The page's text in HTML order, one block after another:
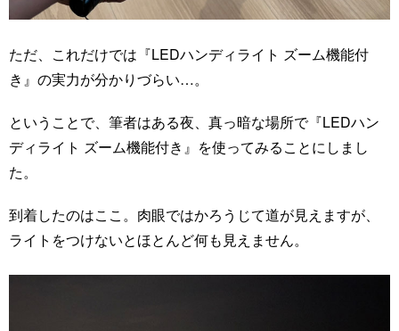
ただ、これだけでは『LEDハンディライト ズーム機能付
き』の実力が分かりづらい…。
ということで、筆者はある夜、真っ暗な場所で『LEDハン
ディライト ズーム機能付き』を使ってみることにしまし
た。
到着したのはここ。肉眼ではかろうじて道が見えますが、
ライトをつけないとほとんど何も見えません。